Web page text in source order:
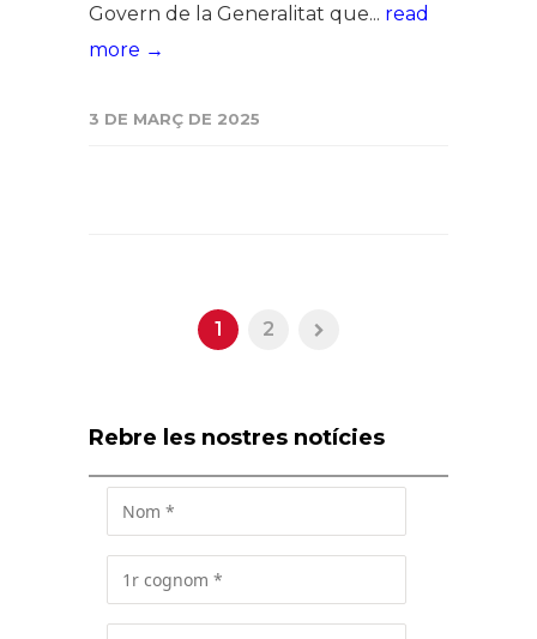
Govern de la Generalitat que... read
more →
3 DE MARÇ DE 2025
1 2
Rebre les nostres notícies